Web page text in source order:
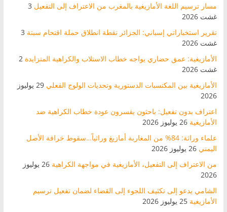
مسار ترسيم اللغة الأمازيغية بالمغرب من الاعتراف إلى التفعيل 3
غشت 2026
تقرير استخباراتي إسباني: الجزائر نقطة انطلاق حملة اقتحام سبتة 3
غشت 2026
الأمازيغية: عمق حضاري يواجه خطاب الاستلاب والكراهية المتزايدة 2
غشت 2026
الأمازيغية بين المكتسبات الدستورية وتحديات الولوج الفعلي
29 يوليوز
2026
اعتراف بدون تفعيل: باحثون يفسرون عودة خطاب الكراهية ضد
الأمازيغية 26 يوليوز 2026
علماء وراثة: 84% من المغاربة أمازيغ وراثياً…سقوط خرافة الأصل
اليمني 26 يوليوز 2026
من الاعتراف إلى التفعيل، الأمازيغية في مواجهة الكراهية
26 يوليوز
2026
الشامي يدعو إلى تكثيف اللجوء إلى القضاء لضمان تفعيل ترسيم
الأمازيغية 25 يوليوز 2026